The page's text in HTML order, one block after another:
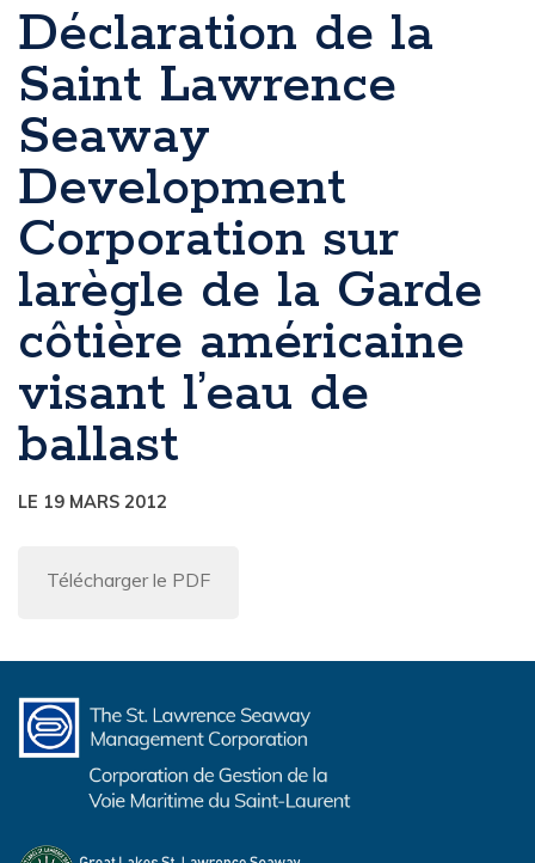
Déclaration de la
Saint Lawrence
Seaway
Development
Corporation sur
larègle de la Garde
côtière américaine
visant l’eau de
ballast
LE 19 MARS 2012
Télécharger le PDF